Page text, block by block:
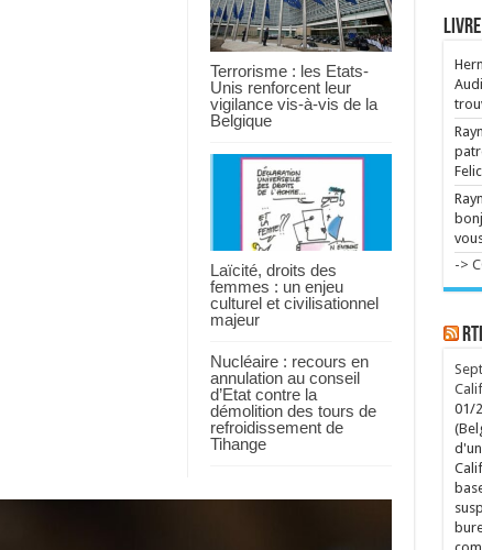
Terrorisme : les Etats-
Unis renforcent leur
vigilance vis-à-vis de la
Belgique
Laïcité, droits des
femmes : un enjeu
culturel et civilisationnel
majeur
Nucléaire : recours en
annulation au conseil
d’Etat contre la
démolition des tours de
refroidissement de
Tihange
->
01/